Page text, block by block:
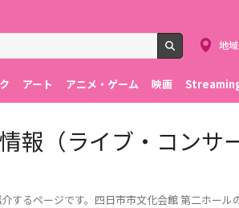
検索
地
アート アニメ・ゲーム 映画
報（ライブ・コンサ
するページです。四日市市文化会館 第二ホー